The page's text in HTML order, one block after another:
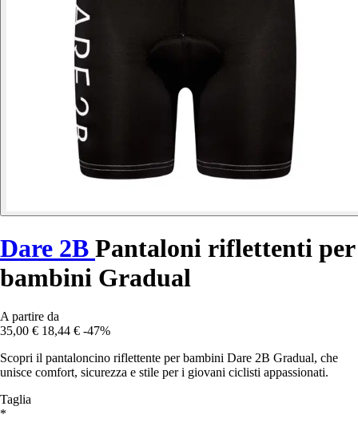
Dare 2B Pantaloni riflettenti per
bambini Gradual
A partire da
35,00 € 18,44 € -47%
Scopri il pantaloncino riflettente per bambini Dare 2B Gradual, che
unisce comfort, sicurezza e stile per i giovani ciclisti appassionati.
Taglia
*